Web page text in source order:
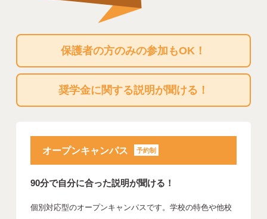
保護者の方のみの参加もOK！
奨学金に関する説明が聞ける！
オープンキャンパス 予約制
90分で自分に合った説明が聞ける！
個別対応型のオープンキャンパスです。学校の特色や他校